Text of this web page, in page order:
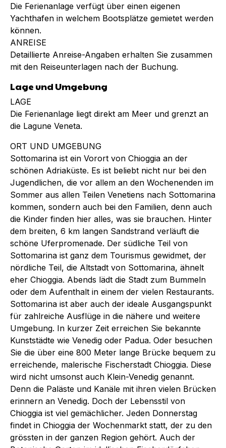
Die Ferienanlage verfügt über einen eigenen
Yachthafen in welchem Bootsplätze gemietet werden
können.
ANREISE
Detaillierte Anreise-Angaben erhalten Sie zusammen
mit den Reiseunterlagen nach der Buchung.
Lage und Umgebung
LAGE
Die Ferienanlage liegt direkt am Meer und grenzt an
die Lagune Veneta.
ORT UND UMGEBUNG
Sottomarina ist ein Vorort von Chioggia an der
schönen Adriaküste. Es ist beliebt nicht nur bei den
Jugendlichen, die vor allem an den Wochenenden im
Sommer aus allen Teilen Venetiens nach Sottomarina
kommen, sondern auch bei den Familien, denn auch
die Kinder finden hier alles, was sie brauchen. Hinter
dem breiten, 6 km langen Sandstrand verläuft die
schöne Uferpromenade. Der südliche Teil von
Sottomarina ist ganz dem Tourismus gewidmet, der
nördliche Teil, die Altstadt von Sottomarina, ähnelt
eher Chioggia. Abends lädt die Stadt zum Bummeln
oder dem Aufenthalt in einem der vielen Restaurants.
Sottomarina ist aber auch der ideale Ausgangspunkt
für zahlreiche Ausflüge in die nähere und weitere
Umgebung. In kurzer Zeit erreichen Sie bekannte
Kunststädte wie Venedig oder Padua. Oder besuchen
Sie die über eine 800 Meter lange Brücke bequem zu
erreichende, malerische Fischerstadt Chioggia. Diese
wird nicht umsonst auch Klein-Venedig genannt.
Denn die Paläste und Kanäle mit ihren vielen Brücken
erinnern an Venedig. Doch der Lebensstil von
Chioggia ist viel gemächlicher. Jeden Donnerstag
findet in Chioggia der Wochenmarkt statt, der zu den
grössten in der ganzen Region gehört. Auch der